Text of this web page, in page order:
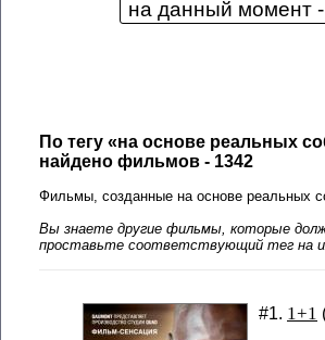
По тегу «на основе реальных
найдено фильмов - 1342
Фильмы, созданные на основе реальных
Вы знаете другие фильмы, которые
проставьте соответствующий тег на
#1. 1+1